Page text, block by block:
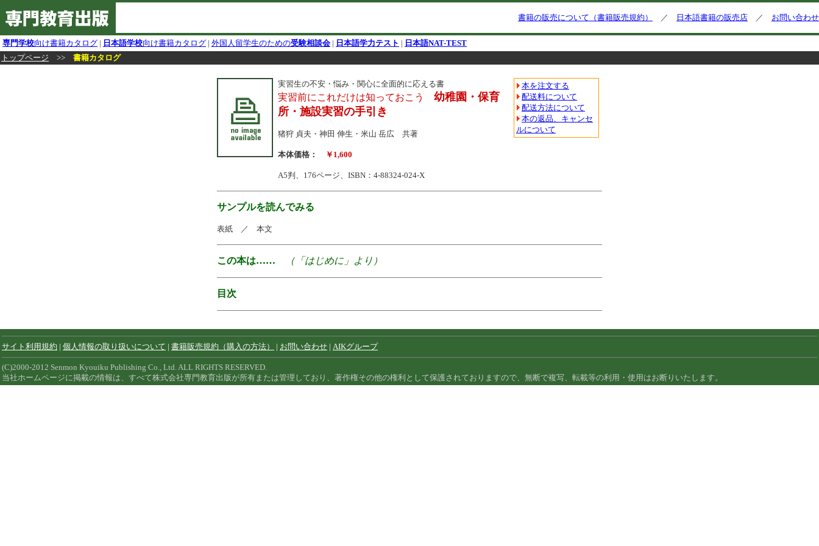
書籍の販売について（書籍販売規約） ／ 日本語書籍の販売店 ／ お問い合わせ
専門学校向け書籍カタログ | 日本語学校向け書籍カタログ | 外国人留学生のための受験相談会 | 日本語学力テスト | 日本語NAT-TEST
トップページ >> 書籍カタログ
実習生の不安・悩み・関心に全面的に応える書
実習前にこれだけは知っておこう 幼稚園・保育
所・施設実習の手引き
猪狩 貞夫・神田 伸生・米山 岳広 共著
本体価格： ￥1,600
A5判、176ページ、ISBN：4-88324-024-X
本を注文する
配送料について
配送方法について
本の返品、キャンセ
ルについて
サンプルを読んでみる
表紙 ／ 本文
この本は…… （「はじめに」より）
目次
サイト利用規約 | 個人情報の取り扱いについて | 書籍販売規約（購入の方法） | お問い合わせ | AIKグループ
(C)2000-2012 Senmon Kyouiku Publishing Co., Ltd. ALL RIGHTS RESERVED.
当社ホームページに掲載の情報は、すべて株式会社専門教育出版が所有または管理しており、著作権その他の権利として保護されておりますので、無断で複写、転載等の利用・使用はお断りいたします。